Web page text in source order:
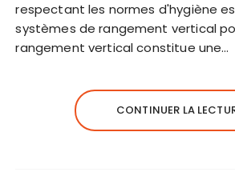
respectant les normes d'hygiène
systèmes de rangement vertical
rangement vertical constitue une…
CONTINUER LA